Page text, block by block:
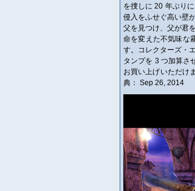
を捜しに 20 年ぶり
侵入をふせぐ高い壁
父を見つけ、父が君
命を変えた不気味な
す。コレクターズ・
タンプを 3 つ加算さ
お買い上げいただけ
典： Sep 26, 2014